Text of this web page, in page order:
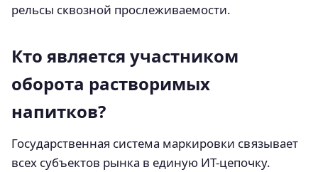
рельсы сквозной прослеживаемости.
Кто является участником
оборота растворимых
напитков?
Государственная система маркировки связывает
всех субъектов рынка в единую ИТ-цепочку.